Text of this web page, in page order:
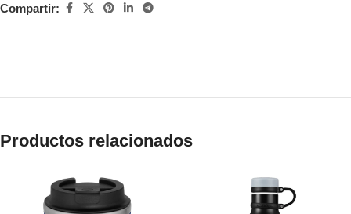
Compartir:
Productos relacionados